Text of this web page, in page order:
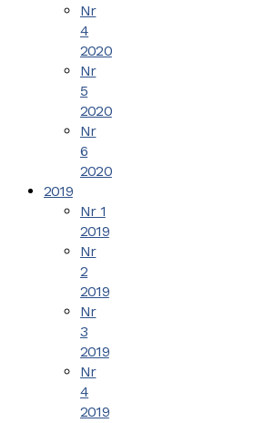
Nr
4
2020
Nr
5
2020
Nr
6
2020
2019
Nr 1
2019
Nr
2
2019
Nr
3
2019
Nr
4
2019